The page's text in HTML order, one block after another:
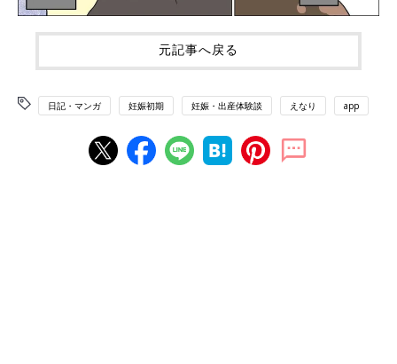
元記事へ戻る
日記・マンガ 妊娠初期 妊娠・出産体験談 えなり app